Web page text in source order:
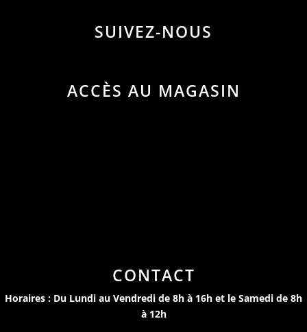
SUIVEZ-NOUS
ACCÈS AU MAGASIN
CONTACT
Horaires : Du Lundi au Vendredi de 8h à 16h et le Samedi de 8h
à 12h